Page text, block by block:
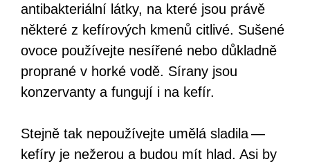
antibakteriální látky, na které jsou právě
některé z kefírových kmenů citlivé. Sušené
ovoce používejte nesířené nebo důkladně
proprané v horké vodě. Sírany jsou
konzervanty a fungují i na kefír.
Stejně tak nepoužívejte umělá sladila —
kefíry je nežerou a budou mít hlad. Asi by